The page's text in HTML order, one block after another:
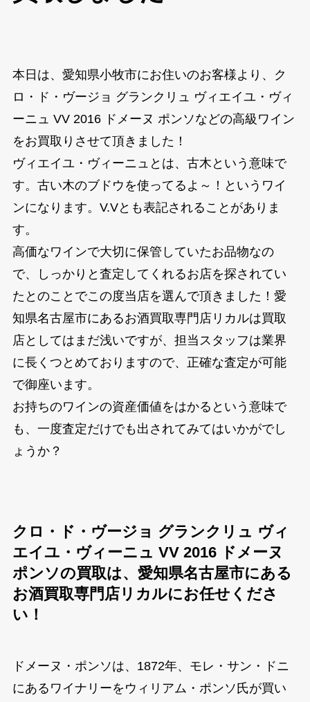
本日は、愛知県小牧市にお住いのお客様より、ク
ロ・ド・ヴージョ グランクリュ ヴィエイユ・ヴィ
ーニュ VV 2016 ドメーヌ ポンソなどの高級ワイン
をお買取りさせて頂きました！
ヴィエイユ・ヴィーニュとは、古木という意味で
す。古い木のブドウを使ってるよ～！というワイ
ンになります。V.Vとも表記されることがありま
す。
高価なワインで大切に保管していたお品物なの
で、しっかりと査定してくれるお店を探されてい
たとのことでこの度当店を選んで頂きました！愛
知県名古屋市にあるお酒買取専門店リカルは買取
店としてはまだ浅いですが、担当スタッフは業界
に長くつとめておりますので、正確な査定が可能
で御座います。
お持ちのワインの資産価値をはかるという意味で
も、一度査定だけでも出されてみてはいかがでし
ょうか？
クロ・ド・ヴージョ グランクリュ ヴィ
エイユ・ヴィーニュ VV 2016 ドメーヌ
ポンソの買取は、愛知県名古屋市にある
お酒買取専門店リカルにお任せくださ
い！
ドメーヌ・ポンソは、1872年、モレ・サン・ドニ
にあるワイナリーをウィリアム・ポンソ氏が買い